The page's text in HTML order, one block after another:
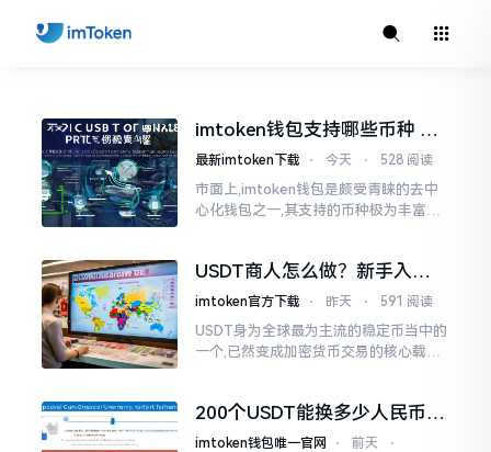
imtoken钱包支持哪些币种 主
流币山寨币全都有
最新imtoken下载 ⋅ 今天 ⋅ 528 阅读
市面上,imtoken钱包是颇受青睐的去中
心化钱包之一,其支持的币种极为丰富。
详尽聊聊
USDT商人怎么做？新手入门
到盈利的完整指南
imtoken官方下载 ⋅ 昨天 ⋅ 591 阅读
USDT身为全球最为主流的稳定币当中的
一个,已然变成加密货币交易的核心载体,
实战
200个USDT能换多少人民币
实时汇率换算指南
imtoken钱包唯一官网 ⋅ 前天
⋅